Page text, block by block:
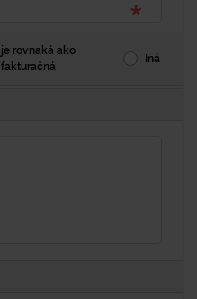
je rovnaká ako
fakturačná
Iná